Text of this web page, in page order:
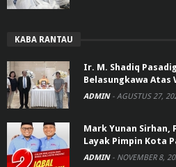
KABA RANTAU
Ir. M. Shadiq
Belasungkawa Atas
ADMIN - AGUSTUS 27,
Mark Yunan Sirhan,
Layak Pimpin Kota
ADMIN - NOVEMBER 8,